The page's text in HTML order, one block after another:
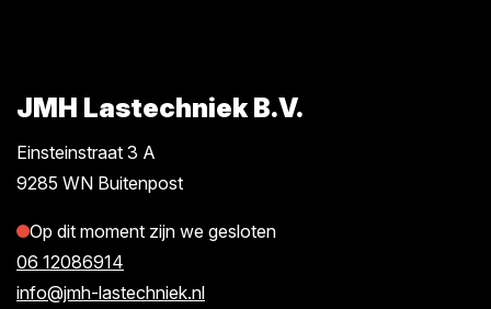
JMH Lastechniek B.V.
Einsteinstraat 3 A
9285 WN Buitenpost
Op dit moment zijn we gesloten
06 12086914
info@jmh-lastechniek.nl